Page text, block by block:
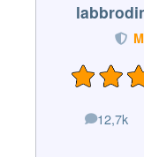
12,7k